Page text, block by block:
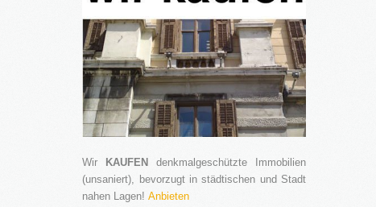
Wir KAUFEN
denkmalgeschützte Immobilien
(unsaniert), bevorzugt in städtischen und Stadt
nahen Lagen!Anbieten